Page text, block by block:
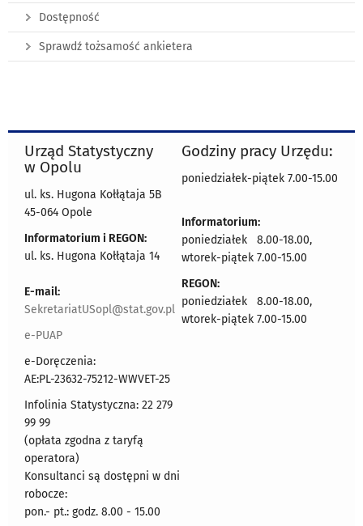
Dostępność
Sprawdź tożsamość ankietera
Urząd Statystyczny
w Opolu
ul. ks. Hugona Kołłątaja 5B
45-064 Opole
Informatorium i REGON:
ul. ks. Hugona Kołłątaja 14
E-mail:
SekretariatUSopl@stat.gov.pl
e-PUAP
e-Doręczenia:
AE:PL-23632-75212-WWVET-25
Infolinia Statystyczna: 22 279
99 99
(opłata zgodna z taryfą
operatora)
Konsultanci są dostępni w dni
robocze:
pon.- pt.: godz. 8.00 - 15.00
Godziny pracy Urzędu:
poniedziałek-piątek 7.00-15.00
Informatorium:
poniedziałek 8.00-18.00,
wtorek-piątek 7.00-15.00
REGON:
poniedziałek 8.00-18.00,
wtorek-piątek 7.00-15.00